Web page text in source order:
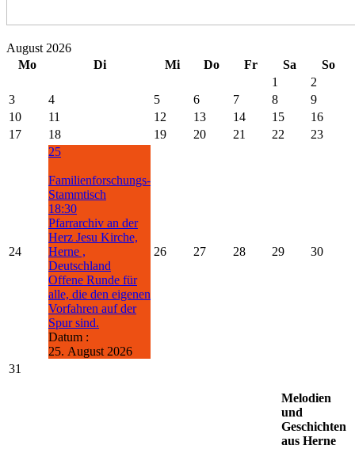
August 2026
Mo
Di Mi Do Fr Sa
So
1
2
3
4 5 6 7 8
9
10
11 12 13 14 15
16
17
18 19 20 21 22 23
24
25
Familienforschungs-
Stammtisch
18:30
Pfarrarchiv an der
Herz Jesu Kirche,
Herne ,
Deutschland
Offene Runde für
alle, die den eigenen
Vorfahren auf der
Spur sind.
Datum :
25. August 2026
26 27 28 29 30
31
Melodien
und
Geschichten
aus Herne